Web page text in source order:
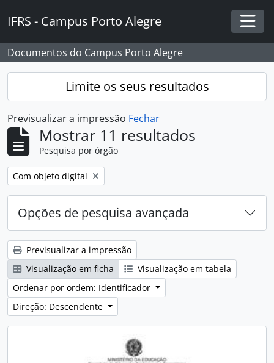
IFRS - Campus Porto Alegre
Documentos do Campus Porto Alegre
Limite os seus resultados
Previsualizar a impressão Fechar
Mostrar 11 resultados
Pesquisa por órgão
Remover filtro:
Com objeto digital
Opções de pesquisa avançada
Previsualizar a impressão
Visualização em ficha
Visualização em tabela
Ordenar por ordem: Identificador
Direção: Descendente